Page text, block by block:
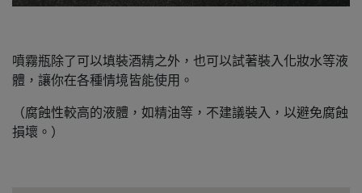
噴霧瓶除了可以填裝酒精之外，也可以試著裝入化妝水等液
體，讓你在各種情境皆能使用。
（腐蝕性較高的液體，如精油等，不建議裝入，以避免腐蝕
損壞。）